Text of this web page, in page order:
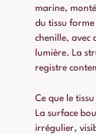
marine,
du tissu
chenille, avec
lumière. La
registre
Ce que le
La surface
irrégulier,